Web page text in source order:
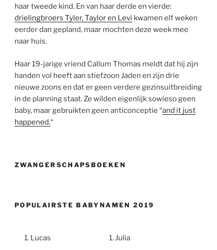
haar tweede kind. En van haar derde en vierde:
drielingbroers Tyler, Taylor en Levi kwamen elf weken
eerder dan gepland, maar mochten deze week mee
naar huis.
Haar 19-jarige vriend Callum Thomas meldt dat hij zijn
handen vol heeft aan stiefzoon Jaden en zijn drie
nieuwe zoons en dat er geen verdere gezinsuitbreiding
in de planning staat. Ze wilden eigenlijk sowieso geen
baby, maar gebruikten geen anticonceptie “and it just
happened.“
ZWANGERSCHAPSBOEKEN
POPULAIRSTE BABYNAMEN 2019
Lucas Julia